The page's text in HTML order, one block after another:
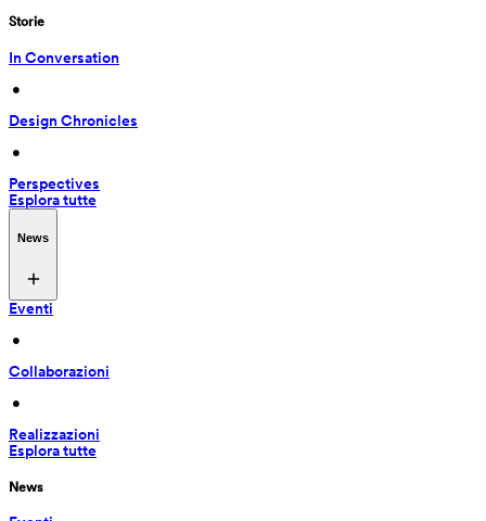
Storie
In Conversation
•
Design Chronicles
•
Perspectives
Esplora tutte
News
Eventi
•
Collaborazioni
•
Realizzazioni
Esplora tutte
News